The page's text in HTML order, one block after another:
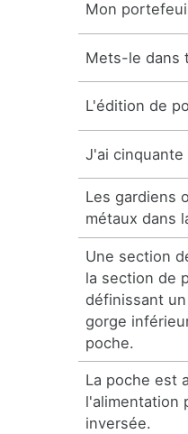
Mon
Mets-le dans
L'édition de
J'ai cinquante
Les gardiens
métaux dans
Une section
la section de
définissant
gorge
poche.
La poche est
l'alimentation
inversée.